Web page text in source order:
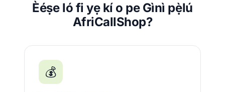
Èéṣe ló fi yẹ kí o pe Gìnì pẹ̀lú
AfriCallShop?
💰